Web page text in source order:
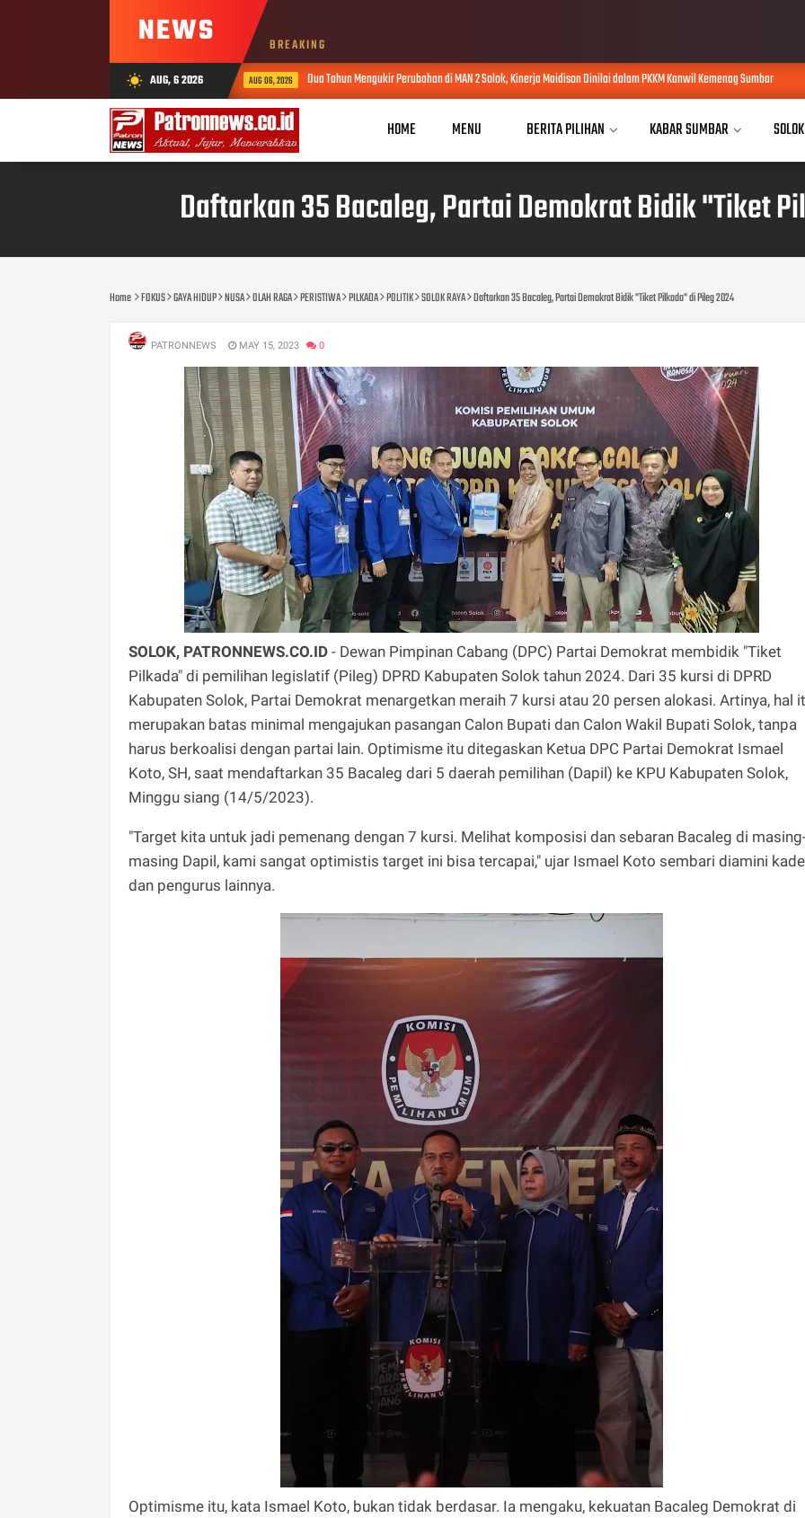
NEWS BREAKING
wb_sunny AUG, 6 2026
AUG 06, 2026 Dua Tahun Mengukir Perubahan di MAN 2 Solok, Kinerja Maidison Dinilai dalam PKKM Kanwil Kemenag Sumbar AUG 04, 2026 Wagub
HOME MENU BERITA PILIHAN KABAR SUMBAR
Daftarkan 35 Bacaleg, Partai Demokrat Bidik "Tiket
Home FOKUS GAYA HIDUP NUSA OLAH RAGA PERISTIWA PILKADA POLITIK SOLOK RAYA Daftarkan 35 Bacaleg, Partai Demokrat Bidik "Tiket Pilkada" di Pileg 2024
PATRONNEWS MAY 15, 2023 0
SOLOK, PATRONNEWS.CO.ID - Dewan Pimpinan Cabang (DPC) Partai Demokrat membidik "Tiket
Pilkada" di pemilihan legislatif (Pileg) DPRD Kabupaten Solok tahun 2024. Dari 35 kursi di DPRD
Kabupaten Solok, Partai Demokrat menargetkan meraih 7 kursi atau 20 persen alokasi. Artinya, hal
merupakan batas minimal mengajukan pasangan Calon Bupati dan Calon Wakil Bupati Solok, tanpa
harus berkoalisi dengan partai lain. Optimisme itu ditegaskan Ketua DPC Partai Demokrat Ismael
Koto, SH, saat mendaftarkan 35 Bacaleg dari 5 daerah pemilihan (Dapil) ke KPU Kabupaten Solok,
Minggu siang (14/5/2023).
"Target kita untuk jadi pemenang dengan 7 kursi. Melihat komposisi dan sebaran Bacaleg di
masing Dapil, kami sangat optimistis target ini bisa tercapai," ujar Ismael Koto sembari diamini
dan pengurus lainnya.
Optimisme itu, kata Ismael Koto, bukan tidak berdasar. Ia mengaku, kekuatan Bacaleg Demokrat di